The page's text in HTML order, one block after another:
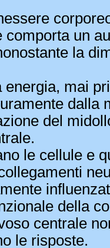
comporta un
la
energia, mai
dalla
del
le cellule e
della
centrale
le risposte.